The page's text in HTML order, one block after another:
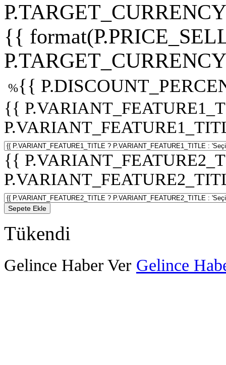
{{
%{{
{{
{{
Sepete Ekle
Tükendi
Gelince Haber Ver Gelince